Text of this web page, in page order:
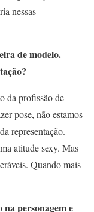
nessas
de modelo.
da profissão de
pose, não estamos
representação.
atitude sexy. Mas
Quando mais
personagem e